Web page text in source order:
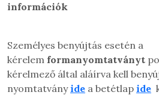
információk
Személyes benyújtás esetén a
kérelem formanyomtatványt
kérelmező által aláírva kell
nyomtatványide a betétlap ide